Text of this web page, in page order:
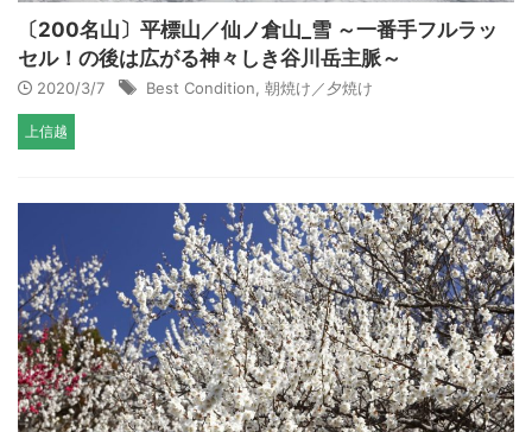
〔200名山〕平標山／仙ノ倉山_雪 ～一番手フルラッ
セル！の後は広がる神々しき谷川岳主脈～
2020/3/7 Best Condition 朝焼け／夕焼け
上信越